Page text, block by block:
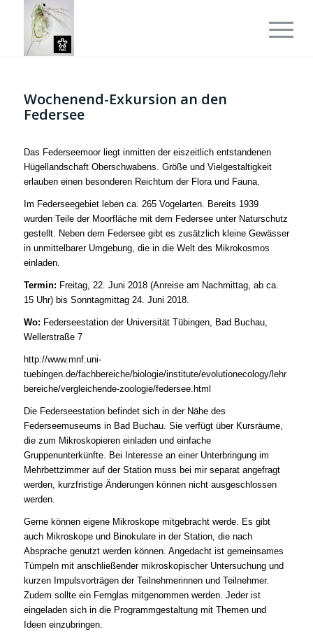
Wochenend-Exkursion an den
Federsee
Das Federseemoor liegt inmitten der eiszeitlich entstandenen
Hügellandschaft Oberschwabens. Größe und Vielgestaltigkeit
erlauben einen besonderen Reichtum der Flora und Fauna.
Im Federseegebietleben ca. 265 Vogelarten. Bereits 1939
wurden Teile der Moorfläche mit dem Federsee unter Naturschutz
gestellt. Neben dem Federsee gibt es zusätzlich kleine Gewässer
in unmittelbarer Umgebung, die in die Welt des Mikrokosmos
einladen.
Termin: Freitag, 22. Juni 2018 (Anreise am Nachmittag, ab ca.
15 Uhr) bis Sonntagmittag 24. Juni 2018.
Wo: Federseestation der Universität Tübingen, Bad Buchau,
Wellerstraße 7
http://www.mnf.uni-
tuebingen.de/fachbereiche/biologie/institute/evolutionecology/lehr
bereiche/vergleichende-zoologie/federsee.html
Die Federseestation befindet sich in der Nähe des
Federseemuseums in Bad Buchau. Sie verfügt über Kursräume,
die zum Mikroskopieren einladen und einfache
Gruppenunterkünfte. Bei Interesse an einer Unterbringung im
Mehrbettzimmer auf der Station muss bei mir separat angefragt
werden, kurzfristige Änderungen können nicht ausgeschlossen
werden.
Gerne können eigene Mikroskope mitgebracht werde. Es gibt
auch Mikroskope und Binokulare in der Station, die nach
Absprache genutzt werden können. Angedacht ist gemeinsames
Tümpeln mit anschließender mikroskopischer Untersuchung und
kurzen Impulsvorträgen der Teilnehmerinnen und Teilnehmer.
Zudem sollte ein Fernglas mitgenommen werden. Jeder ist
eingeladen sich in die Programmgestaltung mit Themen und
Ideen einzubringen.